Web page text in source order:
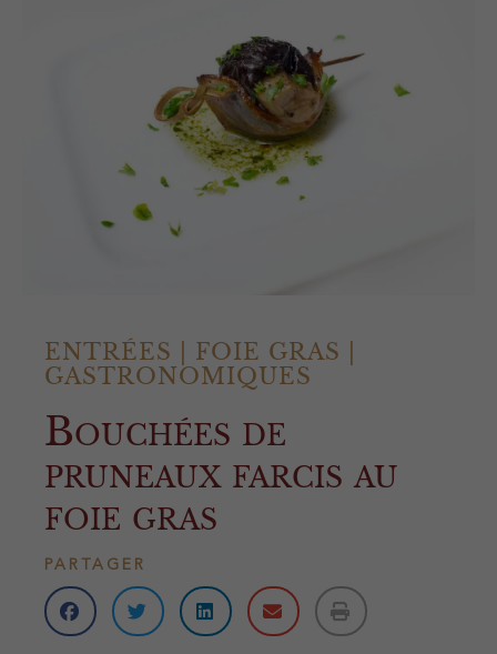
ENTRÉES FOIE GRAS
GASTRONOMIQUES
Bouchées de
pruneaux farcis au
foie gras
PARTAGER